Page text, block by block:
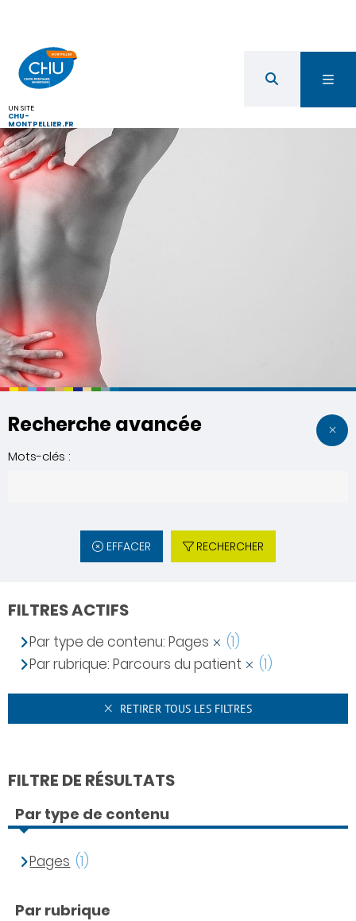
UN SITE
CHU-
MONTPELLIER.FR
Recherche avancée
Mots-clés :
EFFACER RECHERCHER
FILTRES ACTIFS
Par type de contenu: Pages
(1)
Par rubrique: Parcours du patient
(1)
RETIRER TOUS LES FILTRES
FILTRE DE RÉSULTATS
Par type de contenu
Pages (1)
Par rubrique